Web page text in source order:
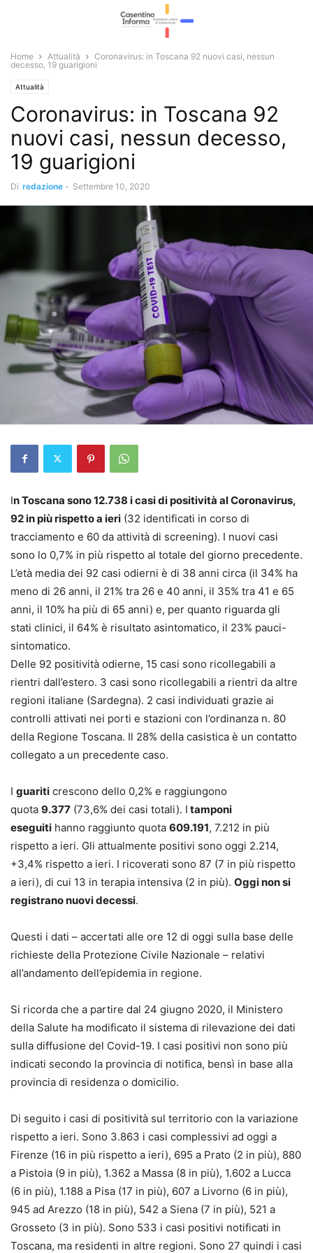
Home Attualità
Coronavirus: in Toscana 92 nuovi casi, nessun
decesso, 19 guarigioni
Attualità
Coronavirus: in Toscana 92
nuovi casi, nessun decesso,
19 guarigioni
Di redazione - Settembre 10, 2020
In Toscana sono 12.738 i casi di positività al Coronavirus,
92 in più rispetto a ieri (32 identificati in corso di
tracciamento e 60 da attività di screening). I nuovi casi
sono lo 0,7% in più rispetto al totale del giorno precedente.
L’età media dei 92 casi odierni è di 38 anni circa (il 34% ha
meno di 26 anni, il 21% tra 26 e 40 anni, il 35% tra 41 e 65
anni, il 10% ha più di 65 anni) e, per quanto riguarda gli
stati clinici, il 64% è risultato asintomatico, il 23% pauci-
sintomatico.
Delle 92 positività odierne, 15 casi sono ricollegabili a
rientri dall’estero. 3 casi sono ricollegabili a rientri da altre
regioni italiane (Sardegna). 2 casi individuati grazie ai
controlli attivati nei porti e stazioni con l’ordinanza n. 80
della Regione Toscana. Il 28% della casistica è un contatto
collegato a un precedente caso.
I guariti crescono dello 0,2% e raggiungono
quota 9.377 (73,6% dei casi totali). I tamponi
eseguiti hanno raggiunto quota 609.191, 7.212 in più
rispetto a ieri. Gli attualmente positivi sono oggi 2.214,
+3,4% rispetto a ieri. I ricoverati sono 87 (7 in più rispetto
a ieri), di cui 13 in terapia intensiva (2 in più). Oggi non si
registrano nuovi decessi.
Questi i dati – accertati alle ore 12 di oggi sulla base delle
richieste della Protezione Civile Nazionale – relativi
all’andamento dell’epidemia in regione.
Si ricorda che a partire dal 24 giugno 2020, il Ministero
della Salute ha modificato il sistema di rilevazione dei dati
sulla diffusione del Covid-19. I casi positivi non sono più
indicati secondo la provincia di notifica, bensì in base alla
provincia di residenza o domicilio.
Di seguito i casi di positività sul territorio con la variazione
rispetto a ieri. Sono 3.863 i casi complessivi ad oggi a
Firenze (16 in più rispetto a ieri), 695 a Prato (2 in più), 880
a Pistoia (9 in più), 1.362 a Massa (8 in più), 1.602 a Lucca
(6 in più), 1.188 a Pisa (17 in più), 607 a Livorno (6 in più),
945 ad Arezzo (18 in più), 542 a Siena (7 in più), 521 a
Grosseto (3 in più). Sono 533 i casi positivi notificati in
Toscana, ma residenti in altre regioni. Sono 27 quindi i casi